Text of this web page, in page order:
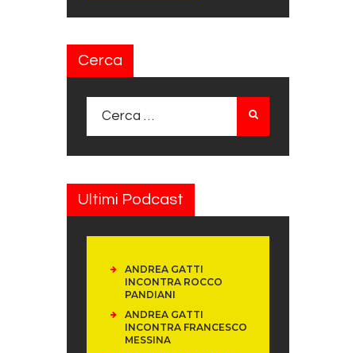
Cerca
Ultimi Podcast
ANDREA GATTI
INCONTRA ROCCO
PANDIANI
ANDREA GATTI
INCONTRA FRANCESCO
MESSINA